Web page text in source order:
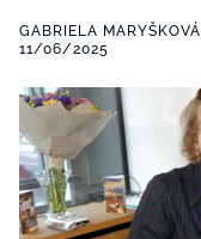
Všechny kategorie
ZÁBAVA
Všechny kategorie
Testy a kvízy
BYDLENÍ
Všechny kategorie
Tvoření
GABRIELA MARYŠKOVÁ
11/06/2025